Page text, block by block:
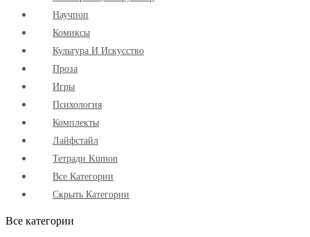
Научпоп
Комиксы
Культура И Искусство
Проза
Игры
Психология
Комплекты
Лайфстайл
Тетради Kumon
Все Категории
Скрыть Категории
Все категории